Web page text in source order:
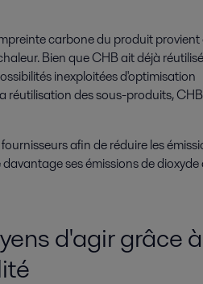
carbone du produit provient
Bien que CHB ait déjà
inexploitées d'optimisation
réutilisation des sous-produits,
afin de réduire les
ses émissions de
d'agir grâce